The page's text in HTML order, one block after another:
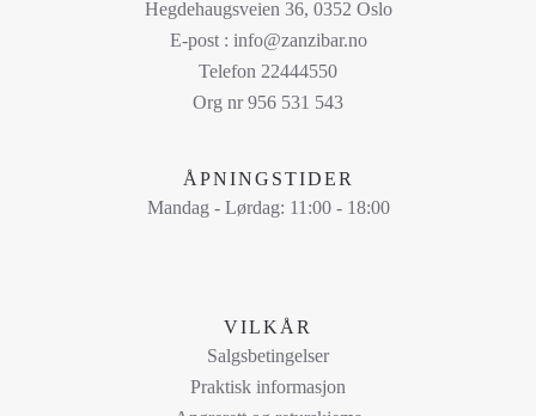
Hegdehaugsveien 36, 0352 Oslo
E-post : info@zanzibar.no
Telefon 22444550
Org nr 956 531 543
ÅPNINGSTIDER
Mandag - Lørdag: 11:00 - 18:00
VILKÅR
Salgsbetingelser
Praktisk informasjon